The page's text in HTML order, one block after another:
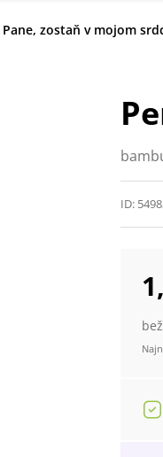
Pane, zostaň v mojom
ID: